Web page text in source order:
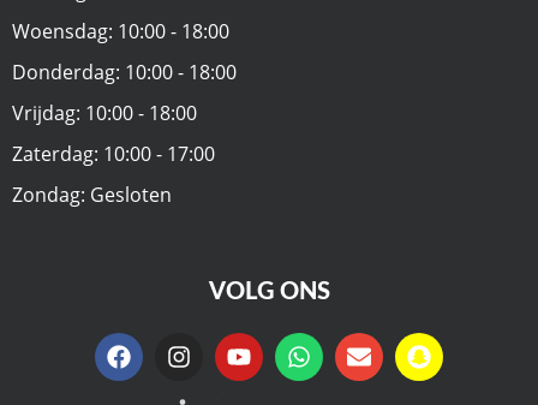
Woensdag: 10:00 - 18:00
Donderdag: 10:00 - 18:00
Vrijdag: 10:00 - 18:00
Zaterdag: 10:00 - 17:00
Zondag: Gesloten
VOLG ONS